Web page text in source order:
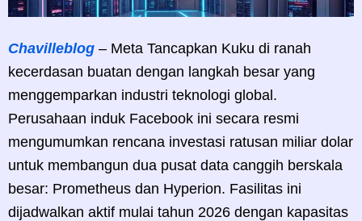
Chavilleblog – Meta Tancapkan Kuku di ranah
kecerdasan buatan dengan langkah besar yang
menggemparkan industri teknologi global.
Perusahaan induk Facebook ini secara resmi
mengumumkan rencana investasi ratusan miliar dolar
untuk membangun dua pusat data canggih berskala
besar: Prometheus dan Hyperion. Fasilitas ini
dijadwalkan aktif mulai tahun 2026 dengan kapasitas